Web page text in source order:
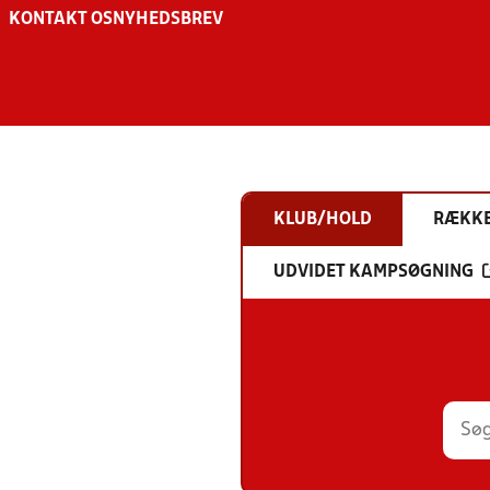
KONTAKT OS NYHEDSBREV
KLUB/HOLD
UDVIDET KAMPSØGNING